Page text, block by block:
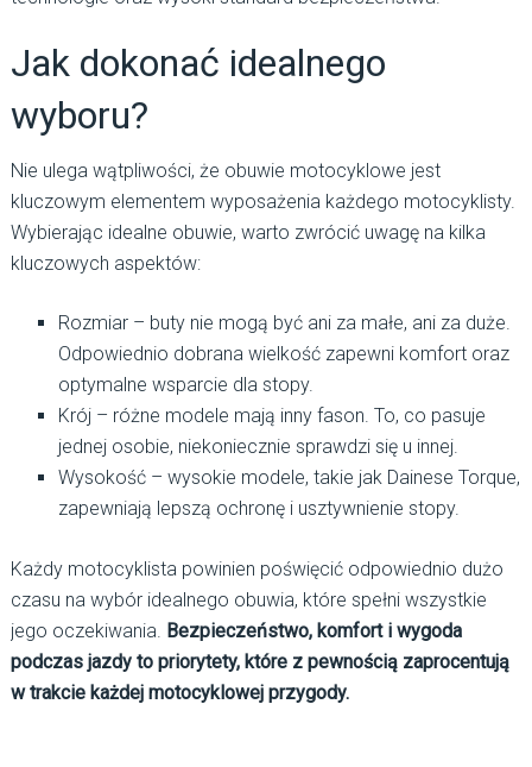
Jak dokonać idealnego
wyboru?
Nie ulega wątpliwości, że obuwie motocyklowe jest
kluczowym elementem wyposażenia każdego motocyklisty.
Wybierając idealne obuwie, warto zwrócić uwagę na kilka
kluczowych aspektów:
Rozmiar – buty nie mogą być ani za małe, ani za duże.
Odpowiednio dobrana wielkość zapewni komfort oraz
optymalne wsparcie dla stopy.
Krój – różne modele mają inny fason. To, co pasuje
jednej osobie, niekoniecznie sprawdzi się u innej.
Wysokość – wysokie modele, takie jak Dainese Torque,
zapewniają lepszą ochronę i usztywnienie stopy.
Każdy motocyklista powinien poświęcić odpowiednio dużo
czasu na wybór idealnego obuwia, które spełni wszystkie
jego oczekiwania. Bezpieczeństwo, komfort i wygoda
podczas jazdy to priorytety, które z pewnością zaprocentują
w trakcie każdej motocyklowej przygody.